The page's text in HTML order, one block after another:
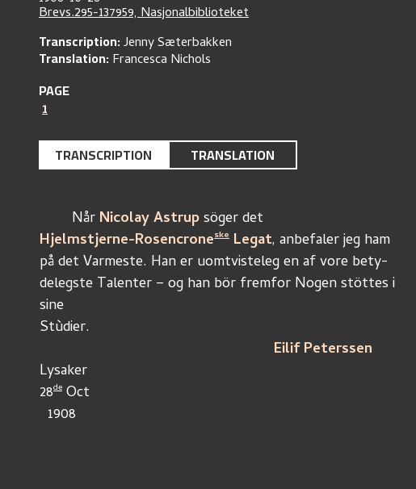
Brevs.295-137959, Nasjonalbiblioteket
Transcription:Jenny Sæterbakken
Translation:Francesca Nichols
PAGE
1
TRANSCRIPTION TRANSLATION
	Når
Nicolay Astrup söger det
Hjelmstjerne-Rosencroneske Legat, anbefaler jeg ham
på det Varmeste. Han er uomtvisteleg en af vore bety-
delegste Talenter – og han bör fremfor Nogen stöttes i
sine
Stùdier.
Eilif Peterssen
Lysaker
28de Oct
  1908